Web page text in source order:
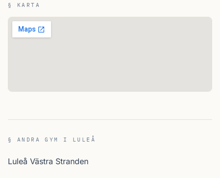
§ KARTA
§ ANDRA GYM I LULEÅ
Luleå Västra Stranden